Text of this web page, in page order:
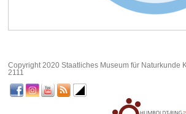
Copyright 2020 Staatliches Museum für Naturkunde
2111